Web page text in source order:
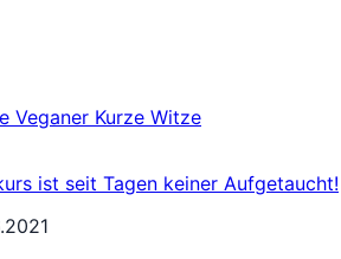
Veganer Kurze Witze
ist seit Tagen keiner Aufgetaucht!